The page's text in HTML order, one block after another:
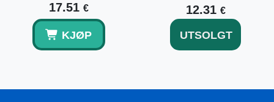
17.51 €
KJØP
12.31 €
UTSOLGT